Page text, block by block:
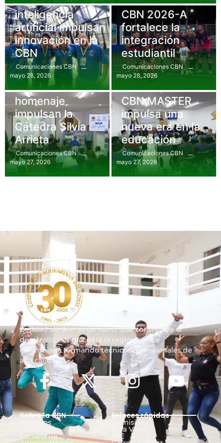
inteligencia
artificial impulsan
innovación en la
CBN
Comunicaciones CBN
mayo 28, 2026
CBN 2026-A
fortalece la
integración
estudiantil
Comunicaciones CBN
mayo 28, 2026
Eventos, Gastronomía
Conversatorio y
homenaje
impulsan la
Cátedra Silvia
Arrieta
Comunicaciones CBN
mayo 27, 2026
Comunicados, Eventos
CBN MASTER
impulsa una
nueva era en la
educación
Comunicaciones CBN
mayo 27, 2026
Entidad sin ánimo de lucro, que contribuye al
desarrollo integral para la región caribe
colombiana formando técnicos profesionales de
alta calidad.
Sobre la CBN
Nosotros
Escuela de
Enlaces rápidos
Admisiones
Aula Virtual
SIIE